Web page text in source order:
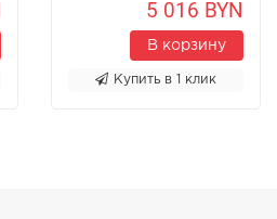
5 016 BYN
В корзину
Купить в 1 клик